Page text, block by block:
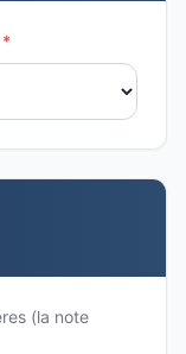
*
(la note